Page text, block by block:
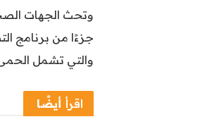
وتحث الجهات
جزءًا من برنامج
والتي تشمل
اقرأ أيضًا